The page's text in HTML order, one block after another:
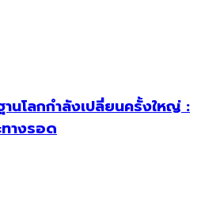
นโลกกำลังเปลี่ยนครั้งใหญ่ :
ทางรอด